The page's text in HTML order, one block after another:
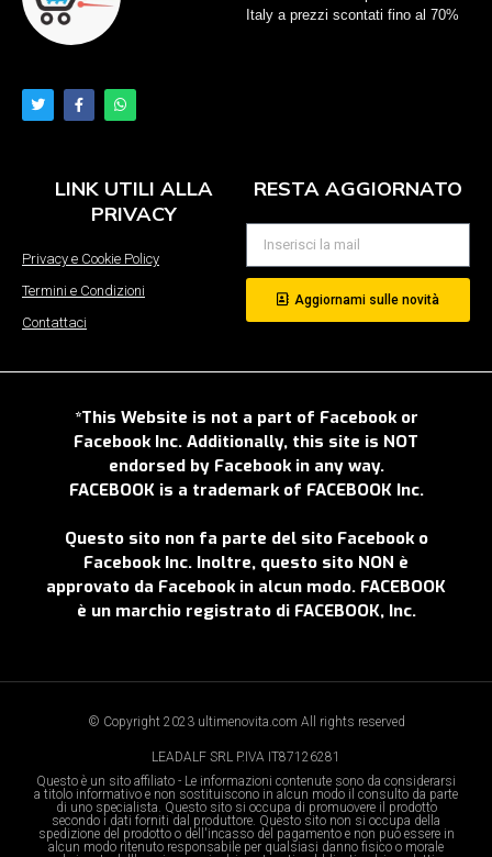
Italy a prezzi scontati fino al 70%
LINK UTILI ALLA
PRIVACY
Privacy e Cookie Policy
Termini e Condizioni
Contattaci
RESTA AGGIORNATO
Aggiornami sulle novità
*This Website is not a part of Facebook or
Facebook Inc. Additionally, this site is NOT
endorsed by Facebook in any way.
FACEBOOK is a trademark of FACEBOOK Inc.
Questo sito non fa parte del sito Facebook o
Facebook Inc. Inoltre, questo sito NON è
approvato da Facebook in alcun modo. FACEBOOK
è un marchio registrato di FACEBOOK, Inc.
© Copyright 2023 ultimenovita.com All rights reserved
LEADALF SRL P.IVA IT87126281
Questo è un sito affiliato - Le informazioni contenute sono da considerarsi
a titolo informativo e non sostituiscono in alcun modo il consulto da parte
di uno specialista. Questo sito si occupa di promuovere il prodotto
secondo i dati forniti dal produttore. Questo sito non si occupa della
spedizione del prodotto o dell'incasso del pagamento e non può essere in
alcun modo ritenuto responsabile per qualsiasi danno fisico o morale